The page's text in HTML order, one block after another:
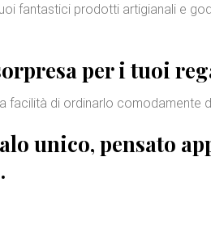
fantastici prodotti artigianali e
per i tuoi
facilità di ordinarlo comodamente
unico, pensato